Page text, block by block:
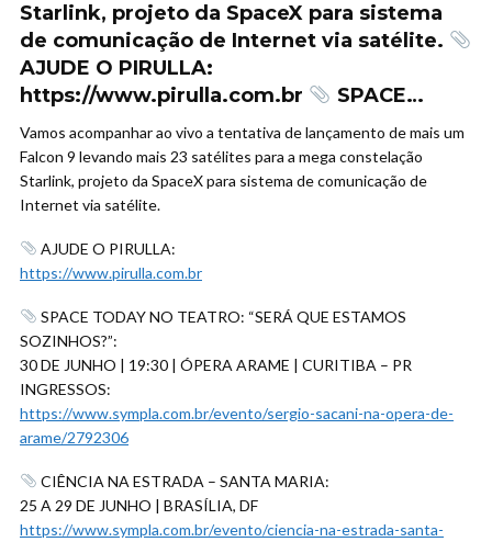
Starlink, projeto da SpaceX para sistema
de comunicação de Internet via satélite.
AJUDE O PIRULLA:
https://www.pirulla.com.br
SPACE…
Vamos acompanhar ao vivo a tentativa de lançamento de mais um
Falcon 9 levando mais 23 satélites para a mega constelação
Starlink, projeto da SpaceX para sistema de comunicação de
Internet via satélite.
AJUDE O PIRULLA:
https://www.pirulla.com.br
SPACE TODAY NO TEATRO: “SERÁ QUE ESTAMOS
SOZINHOS?”:
30 DE JUNHO | 19:30 | ÓPERA ARAME | CURITIBA – PR
INGRESSOS:
https://www.sympla.com.br/evento/sergio-sacani-na-opera-de-
arame/2792306
CIÊNCIA NA ESTRADA – SANTA MARIA:
25 A 29 DE JUNHO | BRASÍLIA, DF
https://www.sympla.com.br/evento/ciencia-na-estrada-santa-